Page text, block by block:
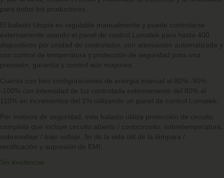
para todos los productores.
El balasto Utopia es regulable manualmente y puede controlarse
externamente usando el panel de control Lumatek para hasta 400
dispositivos por unidad de controlador, con atenuación automatizada y
con control de temperatura y protección de seguridad para una
precisión, garantía y control aún mayores.
Cuenta con tres configuraciones de energía manual al 80% -90%
-100% con intensidad de luz controlada externamente del 80% al
110% en incrementos del 1% utilizando un panel de control Lumatek.
Por motivos de seguridad, este balasto utiliza protección de circuito
completo que incluye circuito abierto / cortocircuito, sobretemperatura,
sobrevoltaje / bajo voltaje, fin de la vida útil de la lámpara /
rectificación y supresión de EMI.
Sin existencias